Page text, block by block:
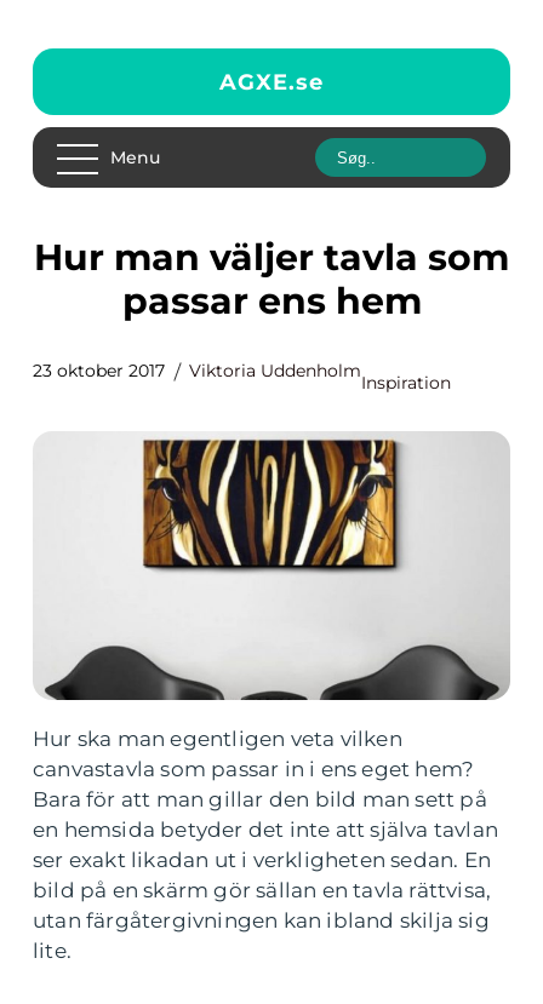
AGXE.se
Menu
Hur man väljer tavla som
passar ens hem
23 oktober 2017 Viktoria Uddenholm
Inspiration
Hur ska man egentligen veta vilken
canvastavla som passar in i ens eget hem?
Bara för att man gillar den bild man sett på
en hemsida betyder det inte att själva tavlan
ser exakt likadan ut i verkligheten sedan. En
bild på en skärm gör sällan en tavla rättvisa,
utan färgåtergivningen kan ibland skilja sig
lite.